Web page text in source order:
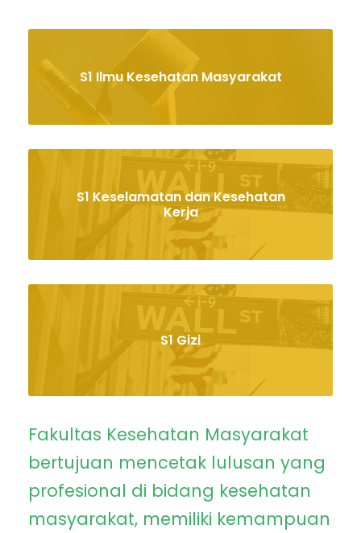
S1 Ilmu Kesehatan Masyarakat
S1 Keselamatan dan Kesehatan
Kerja
S1 Gizi
Fakultas Kesehatan Masyarakat
bertujuan mencetak lulusan yang
profesional di bidang kesehatan
masyarakat, memiliki kemampuan